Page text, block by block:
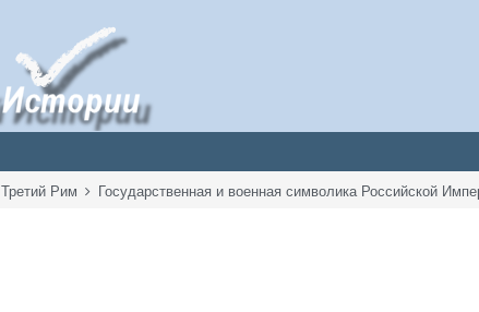
Третий Рим Государственная и военная символика Российской